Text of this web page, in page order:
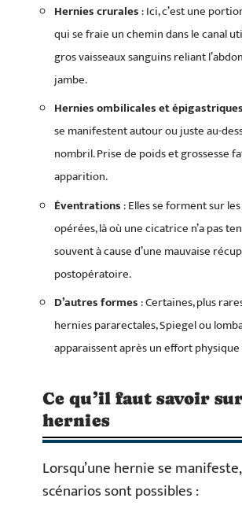
Hernies crurales: Ici, c’est une
qui se fraie un chemin dans le canal
gros vaisseaux sanguins reliant
jambe.
Hernies ombilicales et épigastriques
se manifestent autour ou juste au-
nombril. Prise de poids et grossesse
apparition.
Éventrations: Elles se forment sur
opérées, là où une cicatrice n’a pas
souvent à cause d’une mauvaise
postopératoire.
D’autres formes: Certaines, plus
hernies pararectales, Spiegel ou
apparaissent après un effort
Ce qu’il faut savoir
hernies
Lorsqu’une hernie se
scénarios sont possibles :